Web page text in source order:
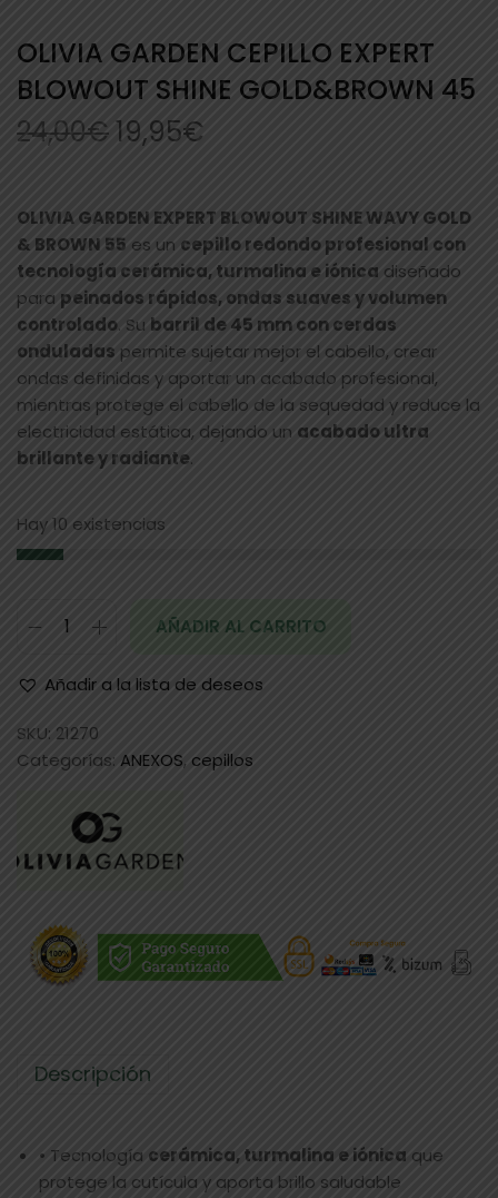
OLIVIA GARDEN CEPILLO EXPERT
BLOWOUT SHINE GOLD&BROWN 45
24,00€ 19,95€
OLIVIA GARDEN EXPERT BLOWOUT SHINE WAVY GOLD
& BROWN 55 es un cepillo redondo profesional con
tecnología cerámica, turmalina e iónica diseñado
para peinados rápidos, ondas suaves y volumen
controlado. Su barril de 45 mm con cerdas
onduladas permite sujetar mejor el cabello, crear
ondas definidas y aportar un acabado profesional,
mientras protege el cabello de la sequedad y reduce la
electricidad estática, dejando un acabado ultra
brillante y radiante.
Hay 10 existencias
AÑADIR AL CARRITO
Añadir a la lista de deseos
SKU: 21270
Categorías: ANEXOS, cepillos
Descripción
• Tecnología cerámica, turmalina e iónica que
protege la cutícula y aporta brillo saludable